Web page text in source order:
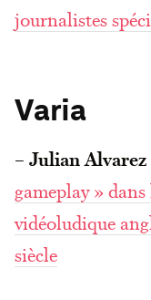
journalistes
Varia
– Julian Alvarez
gameplay »
vidéoludique
siècle